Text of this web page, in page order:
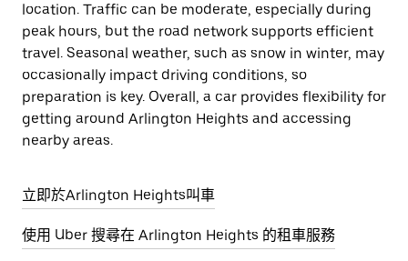
location. Traffic can be moderate, especially during
peak hours, but the road network supports efficient
travel. Seasonal weather, such as snow in winter, may
occasionally impact driving conditions, so
preparation is key. Overall, a car provides flexibility for
getting around Arlington Heights and accessing
nearby areas.
立即於Arlington Heights叫車
使用 Uber 搜尋在 Arlington Heights 的租車服務